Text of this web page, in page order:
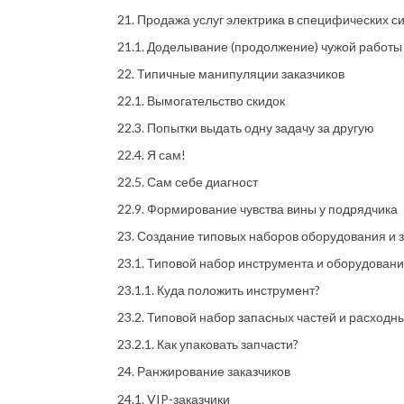
21. Продажа услуг электрика в специфических
21.1. Доделывание (продолжение) чужой работы
22. Типичные манипуляции заказчиков
22.1. Вымогательство скидок
22.3. Попытки выдать одну задачу за другую
22.4. Я сам!
22.5. Сам себе диагност
22.9. Формирование чувства вины у подрядчика
23. Создание типовых наборов оборудования и
23.1. Типовой набор инструмента и
23.1.1. Куда положить инструмент?
23.2. Типовой набор запасных частей и
23.2.1. Как упаковать запчасти?
24. Ранжирование заказчиков
24.1. VIP-заказчики